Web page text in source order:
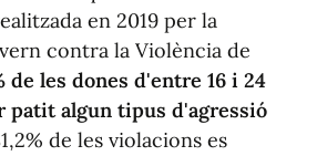
en 2019 per la
contra la Violència de
de les dones d'entre 16 i 24
patit algun tipus d'agressió
de les violacions es